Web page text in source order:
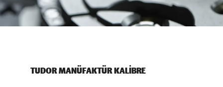
TUDOR MANÜFAKTÜR KALİBRE